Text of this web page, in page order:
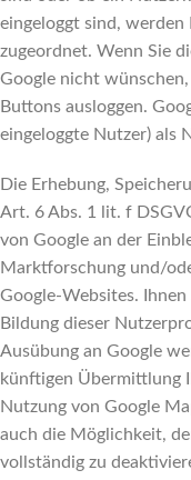
eingeloggt sind,
zugeordnet. Wenn Sie
Google nicht
Buttons ausloggen.
eingeloggte Nutzer) als
Die Erhebung,
Art. 6 Abs. 1 lit. f
von Google an der
Marktforschung und/
Google-Websites.
Bildung dieser
Ausübung an Google
künftigen Übermittlung
Nutzung von Google
auch die Möglichkeit,
vollständig zu